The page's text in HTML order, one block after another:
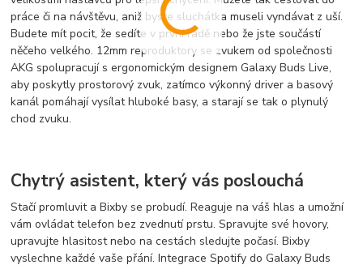
práce či na návštěvu, aniž byste sluchátka museli vyndávat z uší.
Budete mít pocit, že sedíte v první řadě nebo že jste součástí
něčeho velkého. 12mm reproduktory se zvukem od společnosti
AKG spolupracují s ergonomickým designem Galaxy Buds Live,
aby poskytly prostorový zvuk, zatímco výkonný driver a basový
kanál pomáhají vysílat hluboké basy, a starají se tak o plynulý
chod zvuku.
Chytrý asistent, který vás poslouchá
Stačí promluvit a Bixby se probudí. Reaguje na váš hlas a umožní
vám ovládat telefon bez zvednutí prstu. Spravujte své hovory,
upravujte hlasitost nebo na cestách sledujte počasí. Bixby
vyslechne každé vaše přání. Integrace Spotify do Galaxy Buds